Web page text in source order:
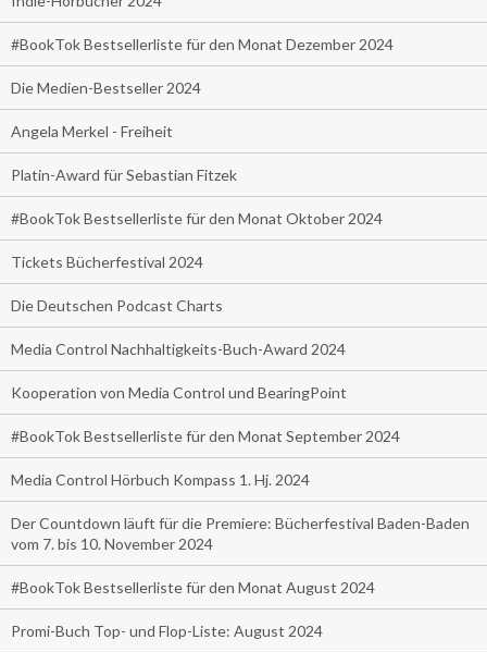
#BookTok Bestsellerliste für den Monat Dezember 2024
Die Medien-Bestseller 2024
Angela Merkel - Freiheit
Platin-Award für Sebastian Fitzek
#BookTok Bestsellerliste für den Monat Oktober 2024
Tickets Bücherfestival 2024
Die Deutschen Podcast Charts
Media Control Nachhaltigkeits-Buch-Award 2024
Kooperation von Media Control und BearingPoint
#BookTok Bestsellerliste für den Monat September 2024
Media Control Hörbuch Kompass 1. Hj. 2024
Der Countdown läuft für die Premiere: Bücherfestival Baden-Baden
vom 7. bis 10. November 2024
#BookTok Bestsellerliste für den Monat August 2024
Promi-Buch Top- und Flop-Liste: August 2024